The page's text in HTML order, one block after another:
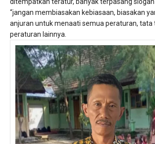
ditempatkan teratur, banyak terpasang
“jangan membiasakan kebiasaan, biasakan
anjuran untuk menaati semua peraturan, tata
peraturan lainnya.